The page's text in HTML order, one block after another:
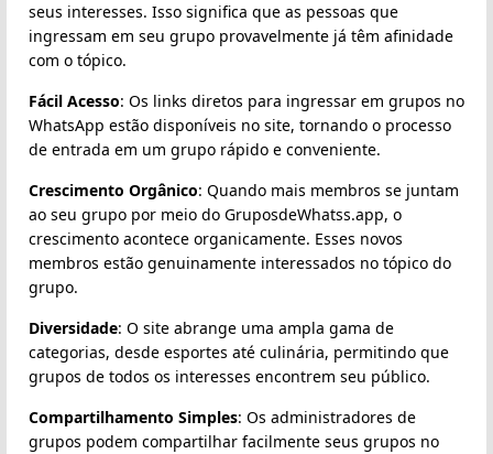
seus interesses. Isso significa que as pessoas que
ingressam em seu grupo provavelmente já têm afinidade
com o tópico.
Fácil Acesso: Os links diretos para ingressar em grupos no
WhatsApp estão disponíveis no site, tornando o processo
de entrada em um grupo rápido e conveniente.
Crescimento Orgânico: Quando mais membros se juntam
ao seu grupo por meio do GruposdeWhatss.app, o
crescimento acontece organicamente. Esses novos
membros estão genuinamente interessados no tópico do
grupo.
Diversidade: O site abrange uma ampla gama de
categorias, desde esportes até culinária, permitindo que
grupos de todos os interesses encontrem seu público.
Compartilhamento Simples: Os administradores de
grupos podem compartilhar facilmente seus grupos no